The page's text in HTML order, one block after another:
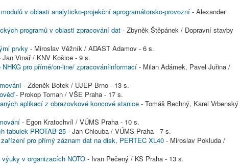
v oblasti analyticko-projekční aprogramátorsko-provozní - Alexander
programů v oblasti zpracování dat - Zbyněk Štěpánek / Dopravní stavby
prvky - Miroslav Věžník / ADAST Adamov - 6 s.
Jan Vinař / KNV Košice - 9 s.
pro přímé/on-line/ zpracováníinformací - Milan Adámek, Pavel Juřina /
- Zdeněk Botek / UJEP Brno - 13 s.
- Prokop Toman / VŠE Praha - 17 s.
aplikací z obrazovkové koncové stanice - Tomáš Bechný, Karel Vrbenský
- Egon Kratochvíl / VÚMS Praha - 10 s.
tabulek PROTAB-25 - Jan Chlouba / VÚMS Praha - 7 s.
pro přímý záznam dat na disk, PERTEC XL40 - Miroslav Pokluda /
v organizacích NOTO - Ivan Pečený / KS Praha - 13 s.